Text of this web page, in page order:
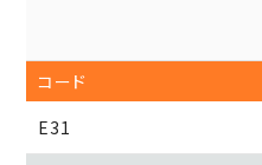
E31